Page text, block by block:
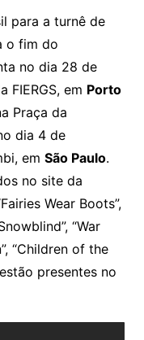
para a turnê de
o fim do
no dia 28 de
FIERGS, em Porto
Praça da
dia 4 de
em São Paulo.
no site da
Wear Boots”,
“War
“Children of the
presentes no